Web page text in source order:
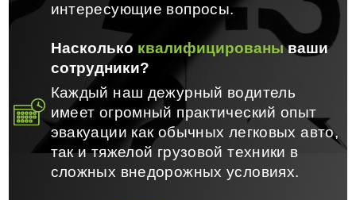
интересующие вопросы.
Насколько квалифицированываши
сотрудники?
Каждый наш дежурный водитель
имеет огромный практический опыт
эвакуации как обычных легковых авто,
так и тяжелой грузовой техники в
сложных внедорожных условиях.